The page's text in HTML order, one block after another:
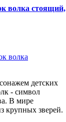
волка стоящий,
детских
- символ
В мире
крупных зверей.